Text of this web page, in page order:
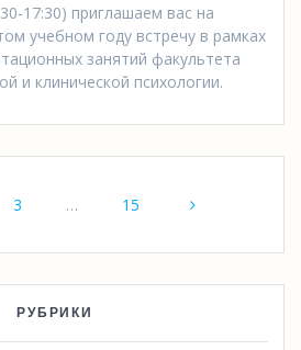
17:30) приглашаем вас на
учебном году встречу в рамках
занятий факультета
и клинической психологии.
Страница
3 … Страница
15
РУБРИКИ